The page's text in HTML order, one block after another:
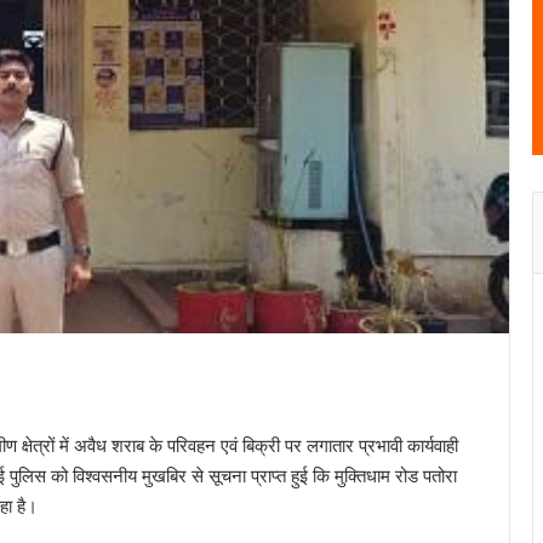
में अवैध शराब के परिवहन एवं बिक्री पर लगातार प्रभावी कार्यवाही
को विश्वसनीय मुखबिर से सूचना प्राप्त हुई कि मुक्तिधाम रोड पतोरा
है।